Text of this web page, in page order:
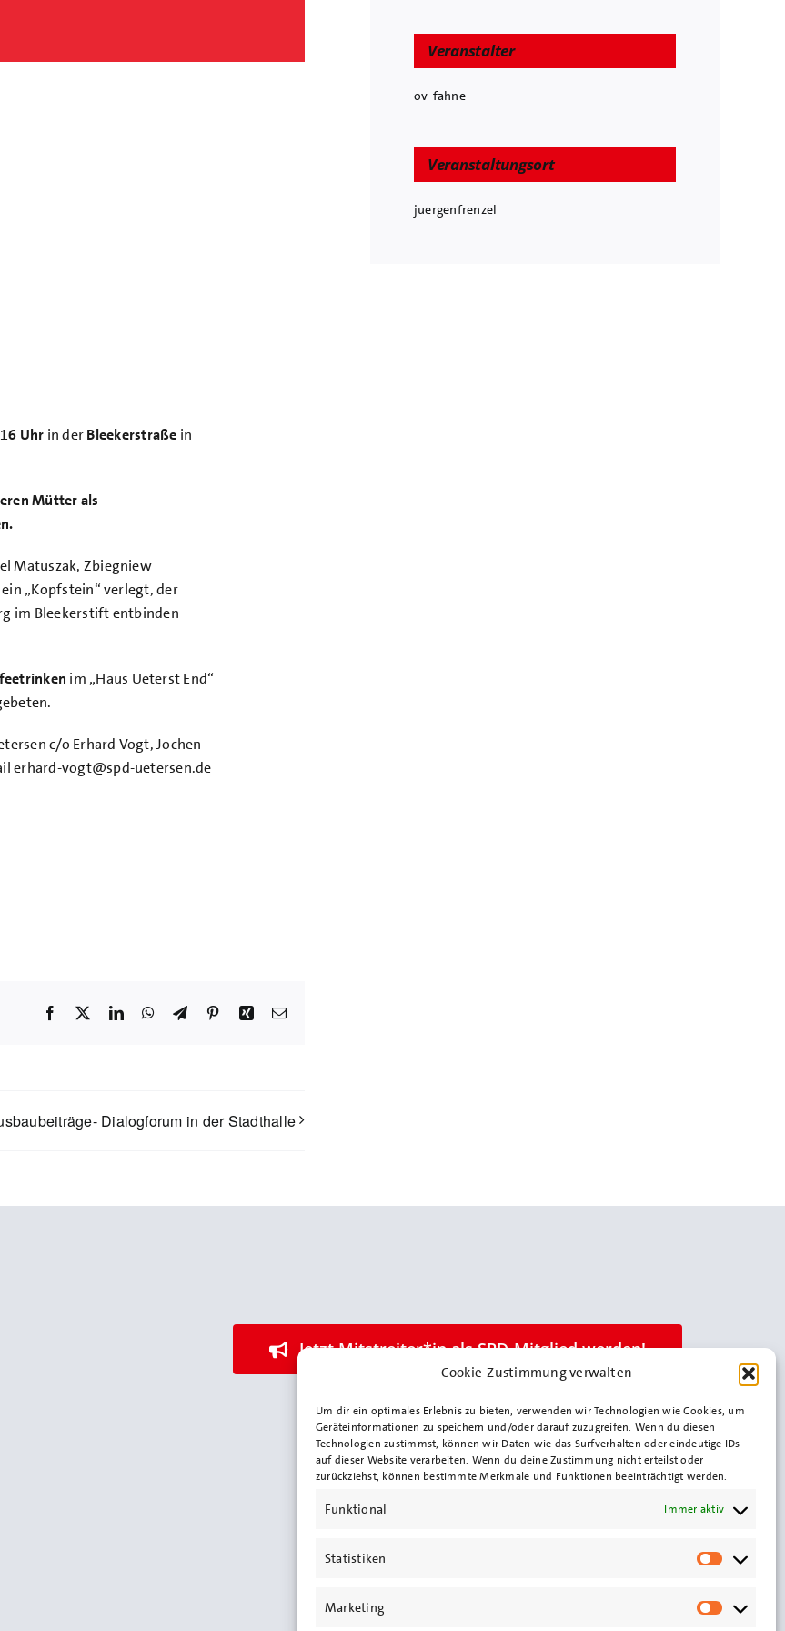
Cookie-Zustimmung verwalten
Um dir ein optimales Erlebnis zu bieten, verwenden wir Technologien wie Cookies, um
Geräteinformationen zu speichern und/oder darauf zuzugreifen. Wenn du diesen
Technologien zustimmst, können wir Daten wie das Surfverhalten oder eindeutige IDs
auf dieser Website verarbeiten. Wenn du deine Zustimmung nicht erteilst oder
zurückziehst, können bestimmte Merkmale und Funktionen beeinträchtigt werden.
Funktional Immer aktiv
Statistiken
Marketing
16 Uhr in derBleekerstraße in
Mütter als
Matuszak, Zbiegniew
„Kopfstein“ verlegt, der
im Bleekerstift entbinden
im „Haus Ueterst End“
c/o Erhard Vogt, Jochen-
erhard-vogt@spd-uetersen.de
Facebook LinkedInWhatsApp
TelegramPinterestXing E-
Dialogforum in der Stadthalle
Veranstalter
ov-fahne
Veranstaltungsort
juergenfrenzel
Jetzt Mitstreiter*in als SPD-Mitglied werden!